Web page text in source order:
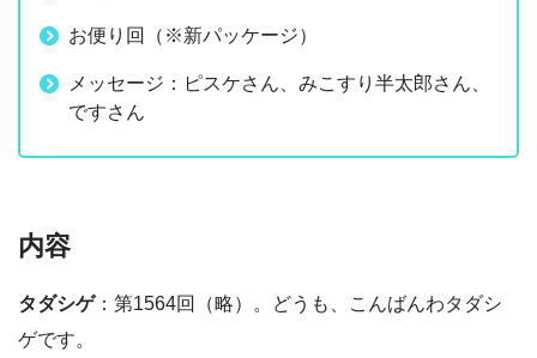
お便り回（※新パッケージ）
メッセージ：ピスケさん、みこすり半太郎さん、
ですさん
内容
タダシゲ：第1564回（略）。どうも、こんばんわタダシ
ゲです。